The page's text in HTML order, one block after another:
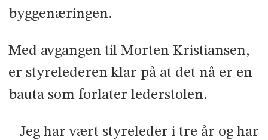
byggenæringen.
Med avgangen til Morten Kristiansen,
er styrelederen klar på at det nå er en
bauta som forlater lederstolen.
– Jeg har vært styreleder i tre år og har